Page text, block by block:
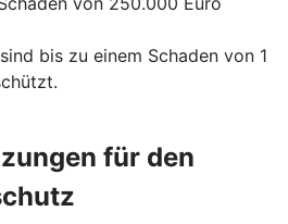
bis zu einem Schaden von 1
für den